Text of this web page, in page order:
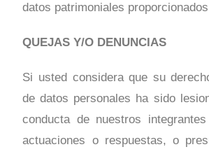
datos patrimoniales
QUEJAS Y/O DENUNCIAS
Si usted considera que su
de datos personales ha sido
conducta de nuestros
actuaciones o respuestas, o